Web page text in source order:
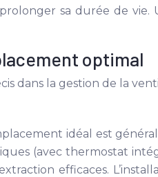
sa durée de
optimal
dans la gestion de la
idéal est
(avec thermostat
efficaces.